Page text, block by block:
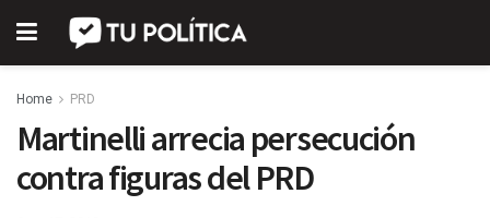
Home PRD
Martinelli arrecia persecución
contra figuras del PRD